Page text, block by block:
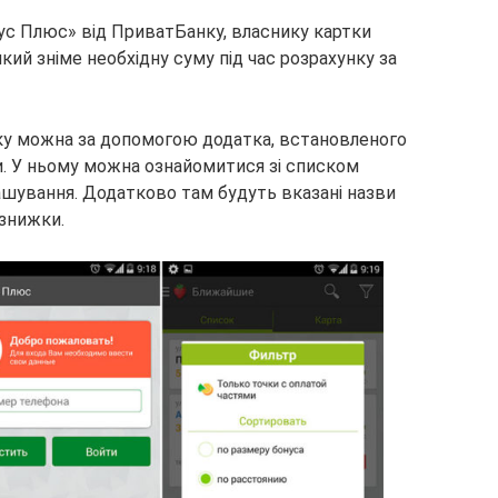
Плюс» від ПриватБанку, власнику картки
зніме необхідну суму під час розрахунку за
можна за допомогою додатка, встановленого
У ньому можна ознайомитися зі списком
Додатково там будуть вказані назви